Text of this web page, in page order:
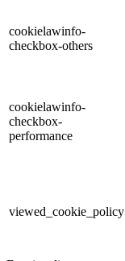
cookielawinfo-
checkbox-others
cookielawinfo-
checkbox-
performance
viewed_cookie_policy